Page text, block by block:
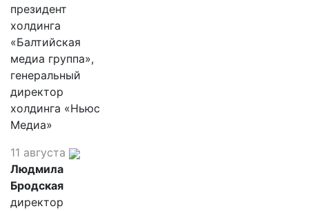
президент
холдинга
«Балтийская
медиа группа»,
генеральный
директор
холдинга «Ньюс
Медиа»
11 августа
Людмила
Бродская
директор